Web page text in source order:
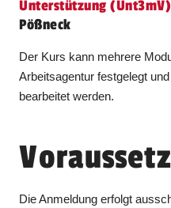
Unterstützung (Unt3mV)
Pößneck
Der Kurs kann mehrere
Arbeitsagentur festgelegt
bearbeitet werden.
Die Anmeldung erfolgt